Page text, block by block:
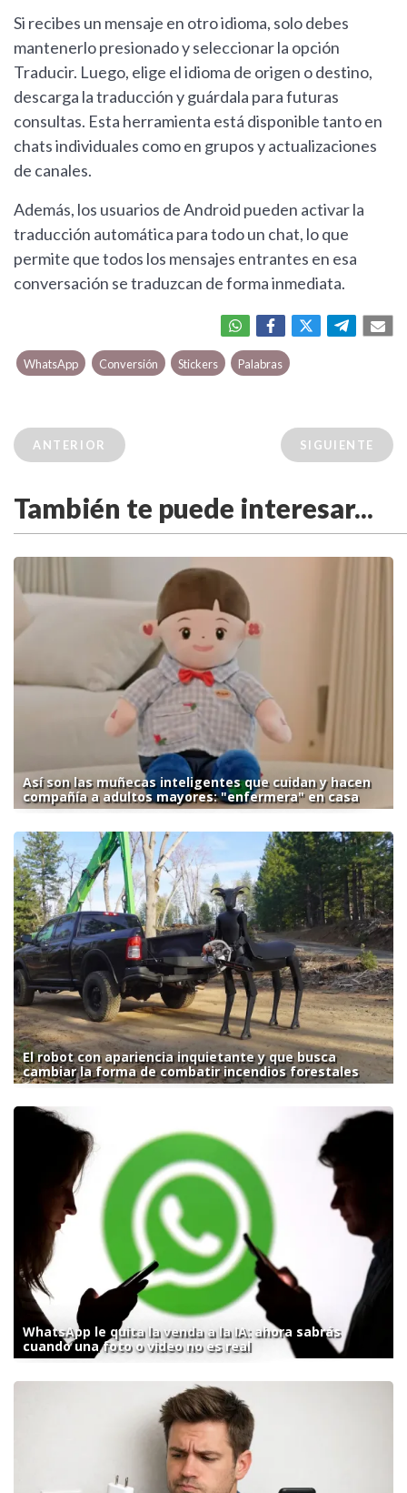
Si recibes un mensaje en otro idioma, solo debes
mantenerlo presionado y seleccionar la opción
Traducir. Luego, elige el idioma de origen o destino,
descarga la traducción y guárdala para futuras
consultas. Esta herramienta está disponible tanto en
chats individuales como en grupos y actualizaciones
de canales.
Además, los usuarios de Android pueden activar la
traducción automática para todo un chat, lo que
permite que todos los mensajes entrantes en esa
conversación se traduzcan de forma inmediata.
WhatsApp Conversión Stickers Palabras
ANTERIOR SIGUIENTE
También te puede interesar...
Así son las muñecas inteligentes que cuidan y hacen
compañía a adultos mayores: "enfermera" en casa
El robot con apariencia inquietante y que busca
cambiar la forma de combatir incendios forestales
WhatsApp le quita la venda a la IA: ahora sabrás
cuando una foto o video no es real